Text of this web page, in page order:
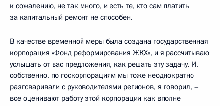
к сожалению, не так много, и есть те, кто сам платить
за капитальный ремонт не способен.
В качестве временной меры была создана государственная
корпорация «Фонд реформирования ЖКХ», и я рассчитываю
услышать от вас предложения, как решать эту задачу. И,
собственно, по госкорпорациям мы тоже неоднократно
разговаривали с руководителями регионов, я говорил, –
все оценивают работу этой корпорации как вполне